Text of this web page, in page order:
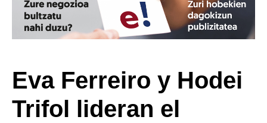
Eva Ferreiro y Hodei
Trifol lideran el